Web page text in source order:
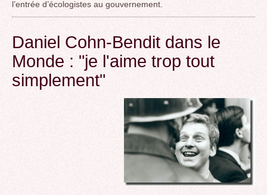
l’entrée d’écologistes au gouvernement.
Daniel Cohn-Bendit dans le
Monde : "je l'aime trop tout
simplement"